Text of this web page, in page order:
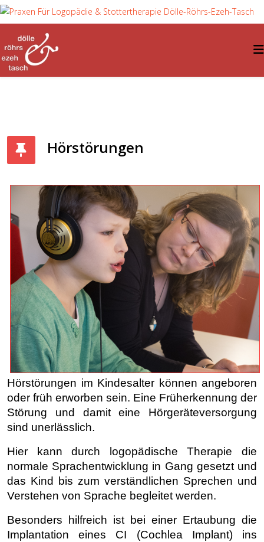
Hörstörungen
Hörstörungen im Kindesalter können angeboren
oder früh erworben sein. Eine Früherkennung der
Störung und damit eine Hörgeräteversorgung
sind unerlässlich.
Hier kann durch logopädische Therapie die
normale Sprachentwicklung in Gang gesetzt und
das Kind bis zum verständlichen Sprechen und
Verstehen von Sprache begleitet werden.
Besonders hilfreich ist bei einer Ertaubung die
Implantation eines CI (Cochlea Implant) ins